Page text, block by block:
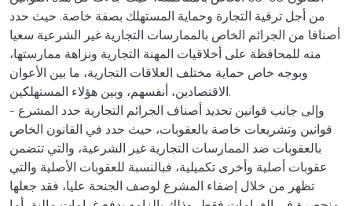
من أجل ترقية التجارة وحماية المستهلك بصفة خاصة. حيث حدد
أصنافا من الجرائم الخاص بالممارسات التجارية غير الشرعية سعيا
منه للمحافظة على أخلاقيات المهنة التجارية ونزاهة ممارستها،
وبوجه خاص حماية مختلف العلاقات التجارية، ما بين الأعوان
الاقتصادين، أنفسهم، وبين هؤلاء المستهلكين.
- وإلى جانب قوانين تحديد أصناف الجرائم التجارية حدد المشرع
قوانين وتشريعات خاصة بالعقوبات، حيث حدد في القانون الخاص
بالعقوبات ضد الممارسات التجارية غير الشرعية، والتي تتضمن
عقوبات أصلية وأخرى تكميلية، فبالنسبة للعقوبات الأصلية والتي
تظهر من خلال إضفاء المشرع لوصف الجنحة عليا، فقد جعلها